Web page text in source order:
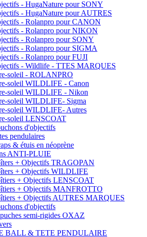
- HugaNature pour SONY
- HugaNature pour AUTRES
- Rolanpro pour CANON
- Rolanpro pour NIKON
- Rolanpro pour SONY
- Rolanpro pour SIGMA
- Rolanpro pour FUJI
- Wildlife - TTES MARQUES
soleil - ROLANPRO
soleil WILDLIFE - Canon
soleil WILDLIFE - Nikon
soleil WILDLIFE- Sigma
soleil WILDLIFE- Autres
soleil LENSCOAT
d'objectifs
pendulaires
& étuis en néoprène
ANTI-PLUIE
+ Objectifs TRAGOPAN
+ Objectifs WILDLIFE
+ Objectifs LENSCOAT
+ Objectifs MANFROTTO
+ Objectifs AUTRES MARQUES
d'objectifs
semi-rigides OXAZ
BALL & TETE PENDULAIRE